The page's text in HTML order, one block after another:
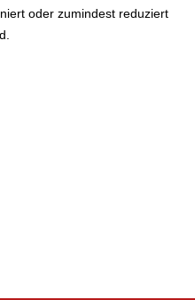
oder zumindest reduziert